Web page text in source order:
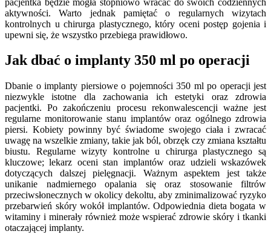
aktywności. Warto jednak pamiętać o regularnych wizytach
kontrolnych u chirurga plastycznego, który oceni postęp gojenia i
upewni się, że wszystko przebiega prawidłowo.
Jak dbać o implanty 350 ml po operacji
Dbanie o implanty piersiowe o pojemności 350 ml po operacji jest
niezwykle istotne dla zachowania ich estetyki oraz zdrowia
pacjentki. Po zakończeniu procesu rekonwalescencji ważne jest
regularne monitorowanie stanu implantów oraz ogólnego zdrowia
piersi. Kobiety powinny być świadome swojego ciała i zwracać
uwagę na wszelkie zmiany, takie jak ból, obrzęk czy zmiana kształtu
biustu. Regularne wizyty kontrolne u chirurga plastycznego są
kluczowe; lekarz oceni stan implantów oraz udzieli wskazówek
dotyczących dalszej pielęgnacji. Ważnym aspektem jest także
unikanie nadmiernego opalania się oraz stosowanie filtrów
przeciwsłonecznych w okolicy dekoltu, aby zminimalizować ryzyko
przebarwień skóry wokół implantów. Odpowiednia dieta bogata w
witaminy i minerały również może wspierać zdrowie skóry i tkanki
otaczającej implanty.